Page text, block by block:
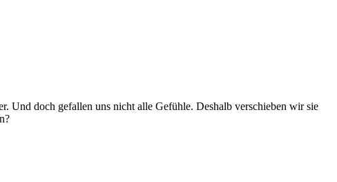
Und doch gefallen uns nicht alle Gefühle. Deshalb verschieben wir sie